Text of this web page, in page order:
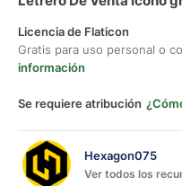
Licencia de Flaticon
Gratis para uso personal o
información
Se requiere atribución
Hexagon075
Ver todos los